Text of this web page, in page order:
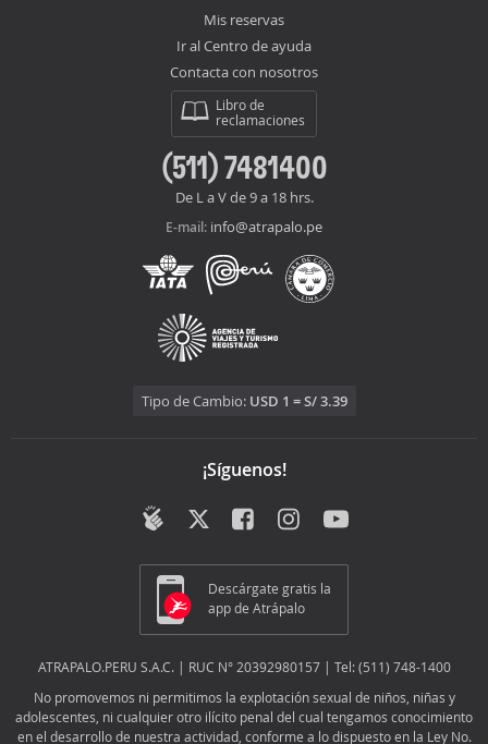
Mis reservas
Ir al Centro de ayuda
Contacta con nosotros
Libro de
reclamaciones
(511) 7481400
De L a V de 9 a 18 hrs.
E-mail: info@atrapalo.pe
Tipo de Cambio: USD 1 = S/ 3.39
¡Síguenos!
Descárgate gratis la
app de Atrápalo
ATRAPALO.PERU S.A.C. | RUC N° 20392980157 | Tel: (511) 748-1400
No promovemos ni permitimos la explotación sexual de niños, niñas y
adolescentes, ni cualquier otro ilícito penal del cual tengamos conocimiento
en el desarrollo de nuestra actividad, conforme a lo dispuesto en la Ley No.